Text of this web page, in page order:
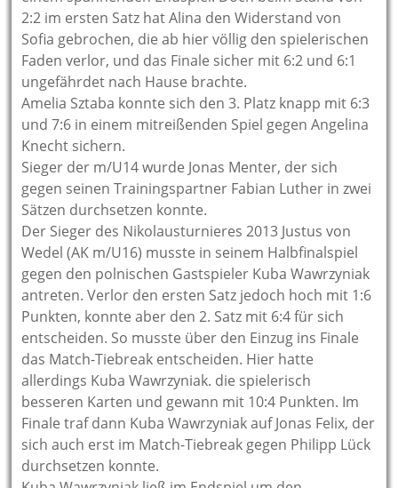
2:2 im ersten Satz hat Alina den Widerstand von
Sofia gebrochen, die ab hier völlig den spielerischen
Faden verlor, und das Finale sicher mit 6:2 und 6:1
ungefährdet nach Hause brachte.
Amelia Sztaba konnte sich den 3. Platz knapp mit 6:3
und 7:6 in einem mitreißenden Spiel gegen Angelina
Knecht sichern.
Sieger der m/U14 wurde Jonas Menter, der sich
gegen seinen Trainingspartner Fabian Luther in zwei
Sätzen durchsetzen konnte.
Der Sieger des Nikolausturnieres 2013 Justus von
Wedel (AK m/U16) musste in seinem Halbfinalspiel
gegen den polnischen Gastspieler Kuba Wawrzyniak
antreten. Verlor den ersten Satz jedoch hoch mit 1:6
Punkten, konnte aber den 2. Satz mit 6:4 für sich
entscheiden. So musste über den Einzug ins Finale
das Match-Tiebreak entscheiden. Hier hatte
allerdings Kuba Wawrzyniak. die spielerisch
besseren Karten und gewann mit 10:4 Punkten. Im
Finale traf dann Kuba Wawrzyniak auf Jonas Felix, der
sich auch erst im Match-Tiebreak gegen Philipp Lück
durchsetzen konnte.